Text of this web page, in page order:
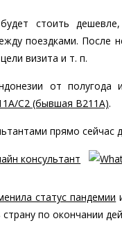
стоить
поездками. После
визита и т. п.
от
C2 (бывшая B211A).
прямо сейчас
статус пандемии
по окончании